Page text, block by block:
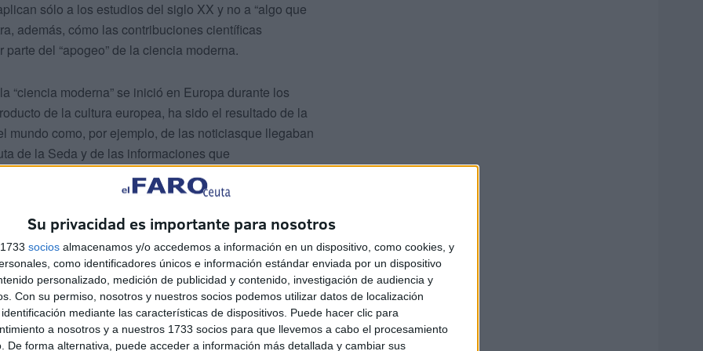
Su privacidad es importante para nosotros
socios almacenamos y/o accedemos a información en un dispositivo, como cookies, y
como identificadores únicos e información estándar enviada por un dispositivo
personalizado, medición de publicidad y contenido, investigación de audiencia y
Con su permiso, nosotros y nuestros socios podemos utilizar datos de localización
mediante las características de dispositivos. Puede hacer clic para
a nosotros y a nuestros 1733 socios para que llevemos a cabo el procesamiento
De forma alternativa, puede acceder a información más detallada y cambiar sus
sólo a los estudios del siglo XX y no a “algo que
además, cómo las contribuciones científicas
del “apogeo” de la ciencia moderna.
“ciencia moderna” se inició en Europa durante los
de la cultura europea, ha sido el resultado de la
mundo como, por ejemplo, de las noticiasque llegaban
de la Seda y de las informaciones que
océano Índico.
de la ciencia han condicionado su desarrollo y, con
demuestra cómo los descubrimientos de la nueva
siglo XXI y el desarrollo de la Ciencia Moderna